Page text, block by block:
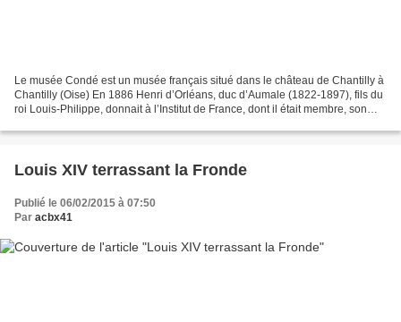
Le musée Condé est un musée français situé dans le château de Chantilly à
Chantilly (Oise) En 1886 Henri d’Orléans, duc d’Aumale (1822-1897), fils du
roi Louis-Philippe, donnait à l’Institut de France, dont il était membre, son
Louis XIV terrassant la Fronde
Publié le 06/02/2015 à 07:50
Par acbx41